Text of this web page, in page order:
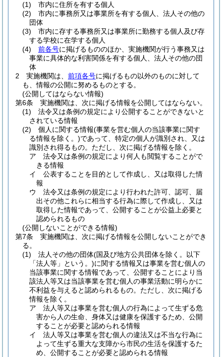
(1)
市内に住所を有する個人
(2)
市内に事務所又は事業所を有する個人、法人その他の
団体
(3)
市内に存する事務所又は事業所に勤務する個人及び存
する学校に在学する個人
(4)
前各号に掲げるもののほか、実施機関が行う事務又は
事業に具体的な利害関係を有する個人、法人その他の団
体
2
実施機関は、 前項各号に掲げるもの以外のものに対して
も、情報の公開に努めるものとする。
(公開してはならない情報)
第6条
実施機関は、次に掲げる情報を公開してはならない。
(1)
法令又は条例の規定により公開することができないと
されている情報
(2)
個人に関する情報(事業を営む個人の当該事業に関す
る情報を除く。)であって、特定の個人が識別され、又は
識別され得るもの。 ただし、次に掲げる情報を除く。
ア
法令又は条例の規定により何人も閲覧することがで
きる情報
イ
公表することを目的として作成し、又は取得した情
報
ウ
法令又は条例の規定により行われた許可、認可、届
出その他これらに相当する行為に際して作成し、又は
取得した情報であって、公開することが公益上必要と
認められるもの
(公開しないことができる情報)
第7条
実施機関は、次に掲げる情報を公開しないことができ
る。
(1)
法人その他の団体(国及び地方公共団体を除く。以下
「法人等」という。)に関する情報又は事業を営む個人の
当該事業に関する情報であって、公開することにより当
該法人等又は当該事業を営む個人の事業活動に明らかに
不利益を与えると認められるもの。 ただし、次に掲げる
情報を除く。
ア
法人等又は事業を営む個人の行為によって生ずる危
害から人の生命、身体又は健康を保護するため、公開
することが必要と認められる情報
イ
法人等又は事業を営む個人の違法又は不当な行為に
よって生ずる重大な支障から市民の生活を保護するた
め、公開することが必要と認められる情報